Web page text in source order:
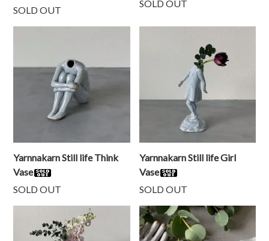
SOLD OUT
SOLD OUT
Yarnnakarn Still life Think
Vase
SOLD OUT
Yarnnakarn Still life Girl
Vase
SOLD OUT